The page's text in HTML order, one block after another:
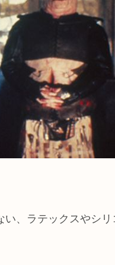
、ラテックスやシ